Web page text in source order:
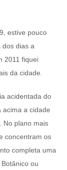
estive pouco
dos dias a
2011 fiquei
da cidade.
acidentada do
acima a cidade
No plano mais
concentram os
completa uma
ou